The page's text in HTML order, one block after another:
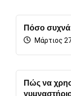
Πόσο συχνά
Μάρτιος
Πώς να